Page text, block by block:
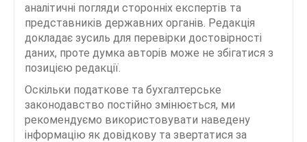
аналітичні погляди сторонніх експертів та
представників державних органів. Редакція
докладає зусиль для перевірки достовірності
даних, проте думка авторів може не збігатися з
позицією редакції.
Оскільки податкове та бухгалтерське
законодавство постійно змінюється, ми
рекомендуємо використовувати наведену
інформацію як довідкову та звертатися за